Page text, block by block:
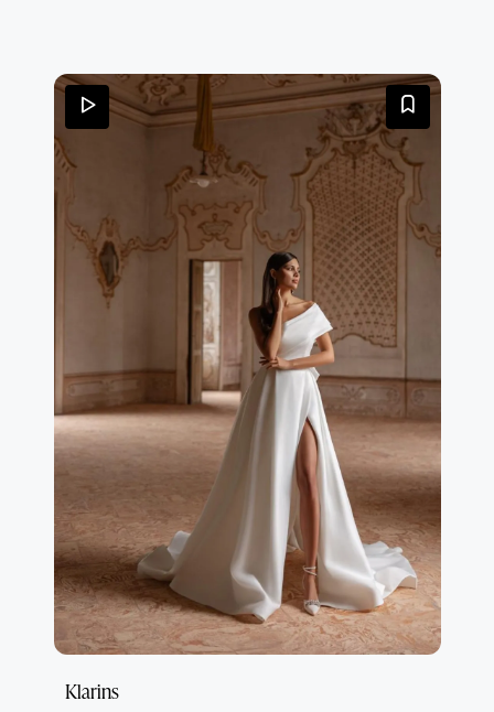
poesia in movimento: strati di organza che si aprono in
un volume principesco, amplificato da uno strascico
generoso che cattura la luce e si muove come una
nuvola. Il dettaglio che rende Poezia unico è il contrasto
tra la trasparenza strutturata del corsetto — moderno,
audace, quasi architettonico — e la morbidezza
sognante della gonna. Due anime in un solo abito, per
la sposa che è insieme forte e delicata.
Klarins